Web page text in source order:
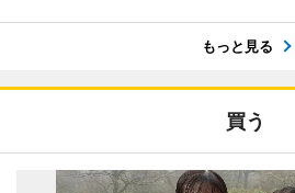
もっと見る
買う